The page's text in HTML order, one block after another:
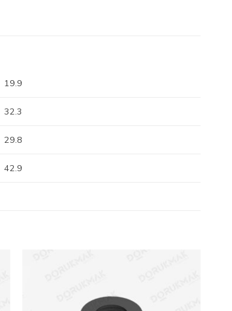
19.9
32.3
29.8
42.9